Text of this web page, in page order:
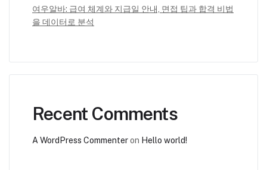
여우알바: 급여 체계와 지급일 안내, 면접 팁과 합격 비법
을 데이터로 분석
Recent Comments
A WordPress Commenteron Hello world!